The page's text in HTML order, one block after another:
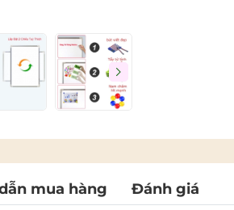
mua hàng Đánh giá